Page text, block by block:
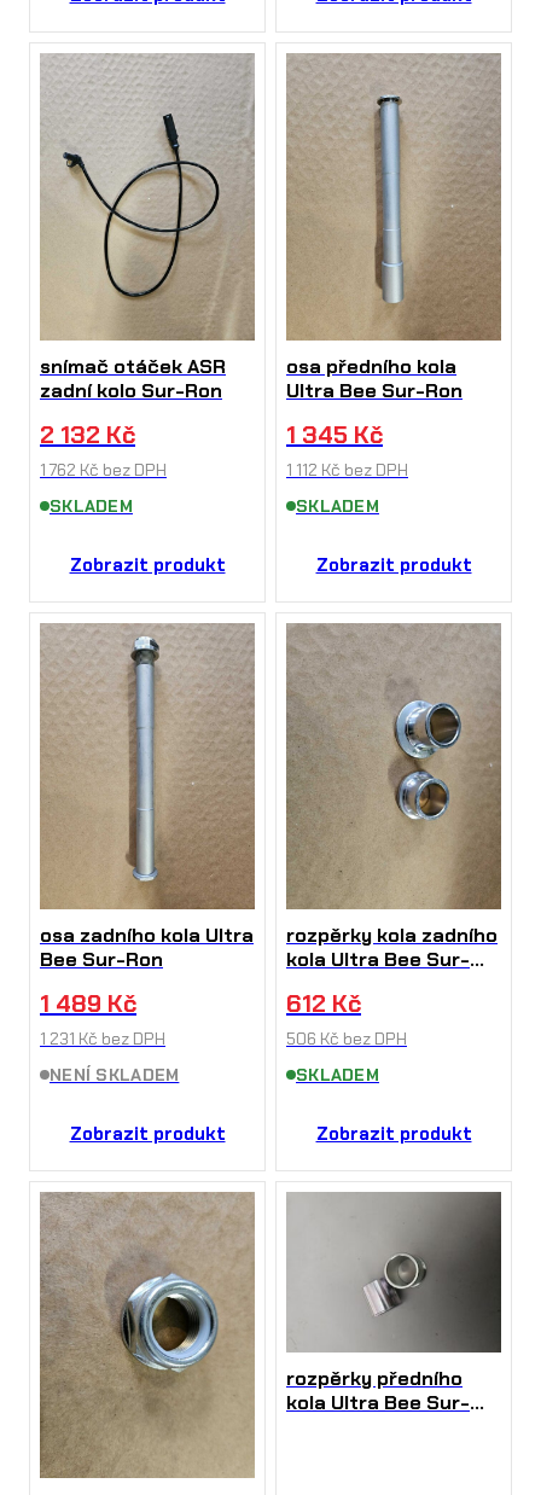
snímač otáček ASR
zadní kolo Sur-Ron
2 132 Kč
1 762 Kč bez DPH
SKLADEM
Zobrazit produkt
osa předního kola
Ultra Bee Sur-Ron
1 345 Kč
1 112 Kč bez DPH
SKLADEM
Zobrazit produkt
osa zadního kola Ultra
Bee Sur-Ron
1 489 Kč
1 231 Kč bez DPH
NENÍ SKLADEM
Zobrazit produkt
rozpěrky kola zadního
kola Ultra Bee Sur-
612 Kč
506 Kč bez DPH
SKLADEM
Zobrazit produkt
rozpěrky předního
kola Ultra Bee Sur-